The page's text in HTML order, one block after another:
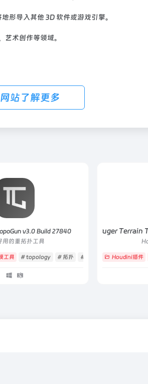
形导入其他 3D 软件或游戏引擎。
艺术创作等领域。
站了解更多
v3.0 Build 27840
用的重拓扑工具
工具 # topology # 拓扑 # 模型
Kruger Terrain
Houdini插件